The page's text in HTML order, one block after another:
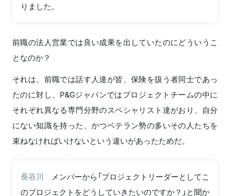
りました。
前職の法人営業では良い成果を出していたのにどういうこ
となのか？
それは、前職では話す人達が皆、保険を扱う者同士であっ
たのに対し、P&Gジャパンではプロジェクトチームの中に
それぞれ異なる専門分野のスペシャリスト達がおり、自分
にない知識を持った、かつベテラン勢の多いその人たちを
束ねなければいけないという違いがあったためだ。
長谷川
メンバーから「プロジェクトリーダーとしてこ
のプロジェクトをどうしていきたいのですか？」と聞か